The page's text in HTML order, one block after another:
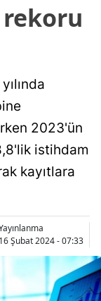
2023'ün
istihdam
kayıtlara
16 Şubat 2024 - 07:33